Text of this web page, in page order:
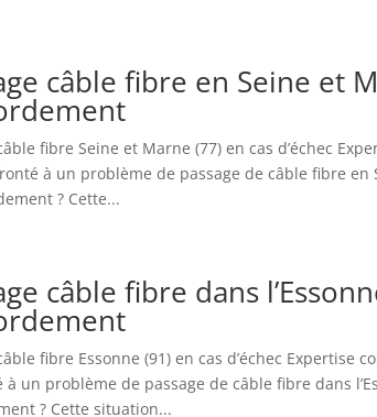
câble fibre en Seine et
fibre Seine et Marne (77) en cas d’échec
à un problème de passage de câble fibre
? Cette...
câble fibre dans
fibre Essonne (91) en cas d’échec
à un problème de passage de câble fibre dans
? Cette situation...